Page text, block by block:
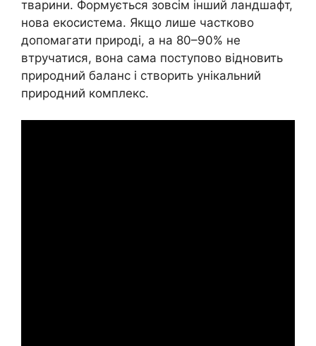
тварини. Формується зовсім інший ландшафт,
нова екосистема. Якщо лише частково
допомагати природі, а на 80–90% не
втручатися, вона сама поступово відновить
природний баланс і створить унікальний
природний комплекс.